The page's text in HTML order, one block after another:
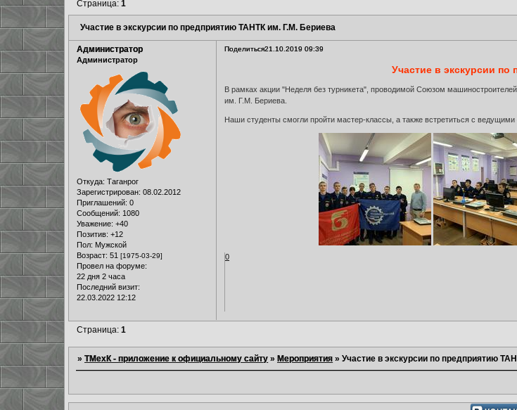
Участие в экскурсии по предприятию ТАНТК им. Г.М. Бериева
Страница:1
Поделиться21.10.2019 09:39
Администратор
Администратор
Откуда: Таганрог
Зарегистрирован: 08.02.2012
Приглашений: 0
Сообщений: 1080
Уважение: +40
Позитив: +12
Пол: Мужской
Возраст: 51 [1975-03-29]
Провел на форуме:
22 дня 2 часа
Последний визит:
22.03.2022 12:12
Участие в экскурсии
В рамках акции "Неделя без турникета", проводимой Союзом
им. Г.М. Бериева.
Наши студенты смогли пройти мастер-классы, а также встретиться с ведущими
0
Страница:1
»ТМехК - приложение к официальному сайту » Мероприятия »Участие в экскурсии по предприятию